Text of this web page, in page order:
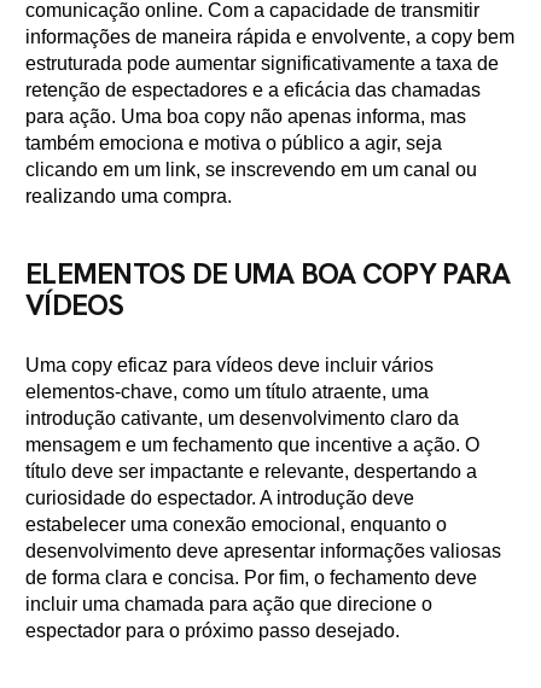
comunicação online. Com a capacidade de transmitir
informações de maneira rápida e envolvente, a copy bem
estruturada pode aumentar significativamente a taxa de
retenção de espectadores e a eficácia das chamadas
para ação. Uma boa copy não apenas informa, mas
também emociona e motiva o público a agir, seja
clicando em um link, se inscrevendo em um canal ou
realizando uma compra.
ELEMENTOS DE UMA BOA COPY PARA
VÍDEOS
Uma copy eficaz para vídeos deve incluir vários
elementos-chave, como um título atraente, uma
introdução cativante, um desenvolvimento claro da
mensagem e um fechamento que incentive a ação. O
título deve ser impactante e relevante, despertando a
curiosidade do espectador. A introdução deve
estabelecer uma conexão emocional, enquanto o
desenvolvimento deve apresentar informações valiosas
de forma clara e concisa. Por fim, o fechamento deve
incluir uma chamada para ação que direcione o
espectador para o próximo passo desejado.